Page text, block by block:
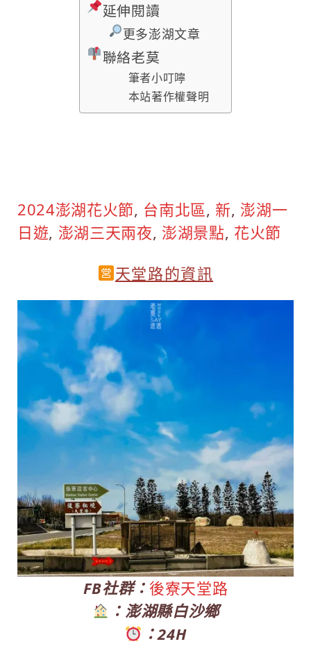
延伸閱讀
更多澎湖文章
聯絡老莫
筆者小叮嚀
本站著作權聲明
2024澎湖花火節, 台南北區, 新, 澎湖一
日遊, 澎湖三天兩夜, 澎湖景點, 花火節
天堂路的資訊
FB社群： 後寮天堂路
：澎湖縣白沙鄉
：24H